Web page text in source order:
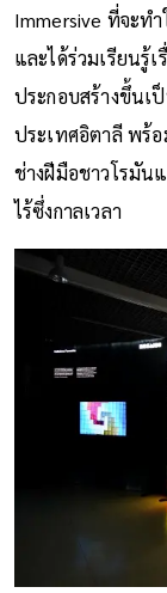
Immersive ที่จะท
และได้ร่วมเรียนรู้
ประกอบสร้างขึ้นเ
ประเทศอิตาลี พร้
ช่างฝีมือชาวโรมัน
ไร้ซึ่งกาลเวลา